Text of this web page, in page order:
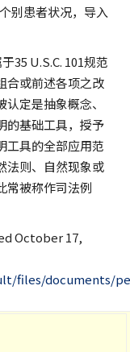
别患者状况，导入
35 U.S.C. 101规范
合或前述各项之改
定是抽象概念、
的基础工具，授予
工具的全部应用范
法则、自然现象或
常被称作司法例
October 17,
files/documents/